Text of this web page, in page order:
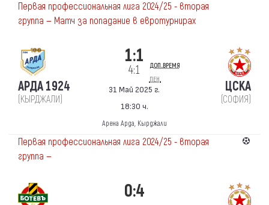
Первая профессиональная лига 2024/25 - вторая
группа — Матч за попадание в евротурнирах
АРДА 1924
(КЫРДЖАЛИ)
1:1 доп.время
4:1
пен.
31 Май 2025 г.
18:30 ч.
Арена Арда, Кырджали
ЦСКА
(СОФИЯ)
Первая профессиональная лига 2024/25 - вторая
группа —
0:4